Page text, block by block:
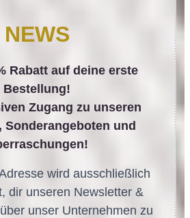
NEWS
Rabatt auf deine erste
Bestellung!
Zugang zu unseren
Sonderangeboten und
wird ausschließlich
dir unseren Newsletter &
unser Unternehmen zu